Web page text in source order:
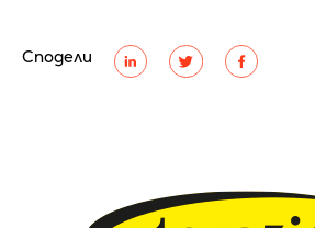
Сподели